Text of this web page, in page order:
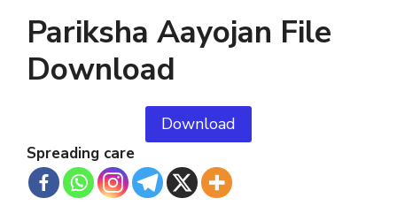
Pariksha Aayojan File
Download
Download
Spreading care